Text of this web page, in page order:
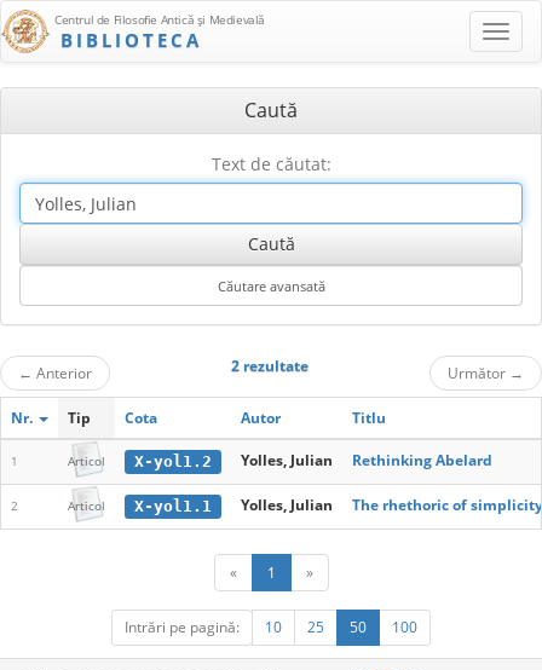
Centrul de Filosofie Antică şi Medievală
BIBLIOTECA
Caută
Text de căutat:
← Anterior 2 rezultate Următor →
Nr. Tip Cota Autor Titlu
1 Articol X-yol1.2 Yolles, Julian Rethinking Abelard
2 Articol X-yol1.1 Yolles, Julian The rhethoric of
« 1 »
Intrări pe pagină: 10 25 50 100